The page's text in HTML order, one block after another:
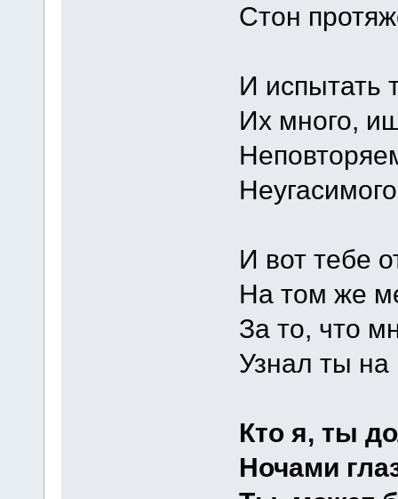
Стон
И испытать
Их много,
И вот тебе
На том же
За то, что
Узнал ты на
Кто я, ты
Ночами